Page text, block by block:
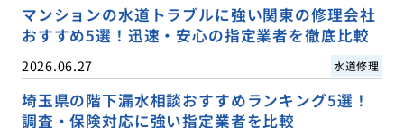
マンションの水道トラブルに強い関東の修理会社
おすすめ5選！迅速・安心の指定業者を徹底比較
2026.06.27 水道修理
埼玉県の階下漏水相談おすすめランキング5選！
調査・保険対応に強い指定業者を比較